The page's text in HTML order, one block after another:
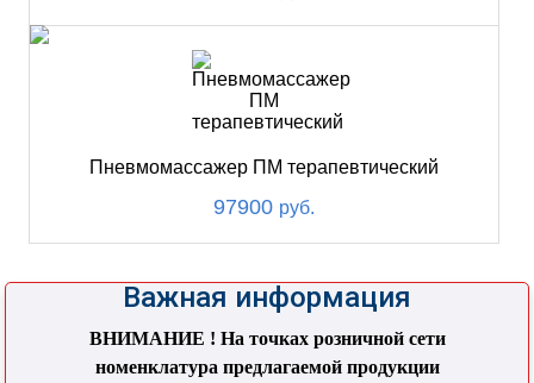
Пневмомассажер ПМ терапевтический
97900 руб.
Важная информация
ВНИМАНИЕ ! На точках розничной сети
номенклатура предлагаемой продукции